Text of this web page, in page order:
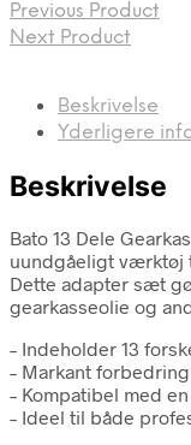
Previous Product
Next Product
Beskrivelse
Yderligere
Beskrivelse
Bato 13 Dele
uundgåeligt værktøj
Dette adapter sæt
gearkasseolie og
– Indeholder 13
– Markant
– Kompatibel med
– Ideel til både